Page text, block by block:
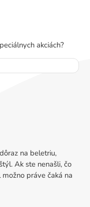
akciách?
na beletriu,
Ak ste nenašli, čo
práve čaká na